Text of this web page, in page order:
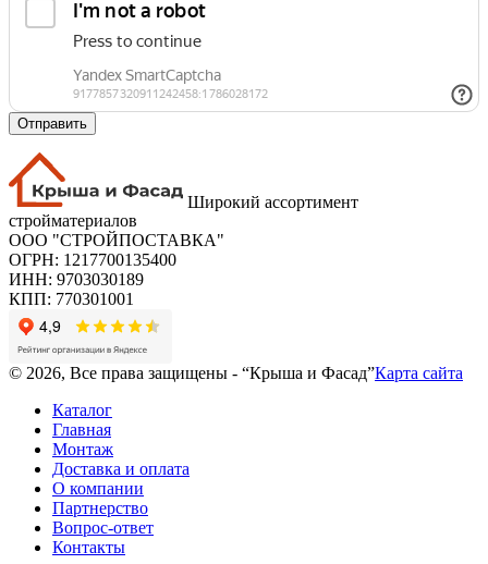
Отправить
Широкий ассортимент
стройматериалов
ООО "СТРОЙПОСТАВКА"
ОГРН: 1217700135400
ИНН: 9703030189
КПП: 770301001
© 2026, Все права защищены - “Крыша и Фасад”Карта сайта
Каталог
Главная
Монтаж
Доставка и оплата
О компании
Партнерство
Вопрос-ответ
Контакты